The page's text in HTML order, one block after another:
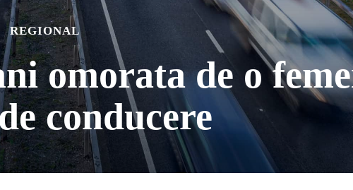
REGIONAL
omorata de o
conducere